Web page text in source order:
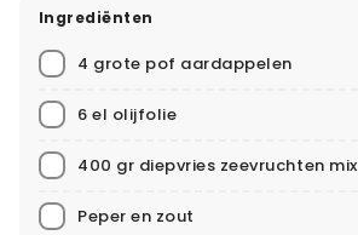
Ingrediënten
4 grote pof aardappelen
6 el olijfolie
400 gr diepvries zeevruchten mix
Peper en zout